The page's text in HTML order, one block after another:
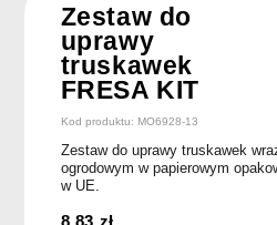
Zestaw do
uprawy
truskawek
FRESA KIT
Kod produktu: MO6928-13
Zestaw do uprawy truskawek
ogrodowym w papierowym
w UE.
8.83 zł